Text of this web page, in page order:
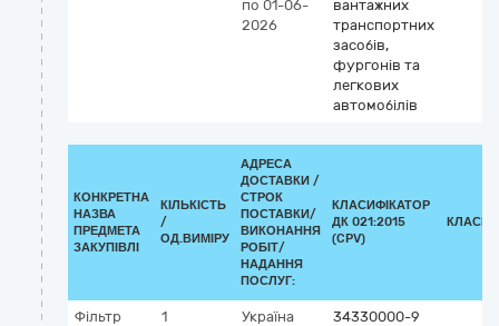
по 01-06-
2026
вантажних
транспортних
засобів,
фургонів та
легкових
автомобілів
КОНКРЕТНА
НАЗВА
ПРЕДМЕТА
ЗАКУПІВЛІ
КІЛЬКІСТЬ
/
ОД.ВИМІРУ
АДРЕСА
ДОСТАВКИ /
СТРОК
ПОСТАВКИ/
ВИКОНАННЯ
РОБІТ/
НАДАННЯ
ПОСЛУГ:
КЛАСИФІКАТОР
ДК 021:2015
(CPV)
Фільтр
1
Україна
34330000-9